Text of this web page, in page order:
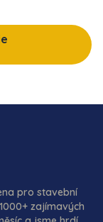
pro stavební
zajímavých